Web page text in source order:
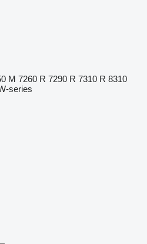
M 7260 R 7290 R 7310 R 8310
series